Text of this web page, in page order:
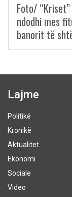
Foto/
ndodhi mes
banorit të
Lajme
Politikë
Kronikë
Aktualitet
Ekonomi
Sociale
Video